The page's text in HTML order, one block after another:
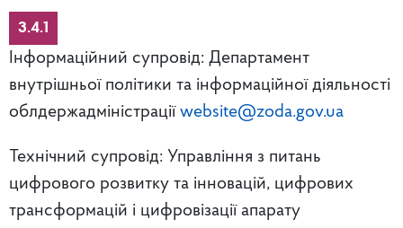
3.4.1
Інформаційний супровід: Департамент
внутрішньої політики та інформаційної діяльності
облдержадміністрації website@zoda.gov.ua
Технічний супровід: Управління з питань
цифрового розвитку та інновацій, цифрових
трансформацій і цифровізації апарату